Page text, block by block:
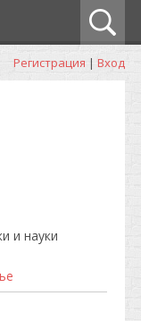
Регистрация | Вход
и науки